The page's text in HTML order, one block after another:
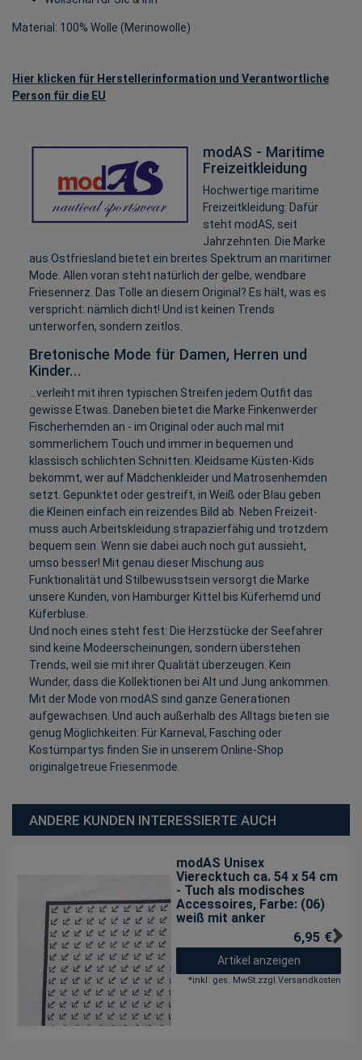
Material: 100% Wolle (Merinowolle)
Hier klicken für Herstellerinformation und Verantwortliche
Person für die EU
modAS - Maritime
Freizeitkleidung
Hochwertige maritime
Freizeitkleidung: Dafür
steht modAS, seit
Jahrzehnten. Die Marke
aus Ostfriesland bietet ein breites Spektrum an maritimer
Mode. Allen voran steht natürlich der gelbe, wendbare
Friesennerz. Das Tolle an diesem Original? Es hält, was es
verspricht: nämlich dicht! Und ist keinen Trends
unterworfen, sondern zeitlos.
Bretonische Mode für Damen, Herren und
Kinder...
...verleiht mit ihren typischen Streifen jedem Outfit das
gewisse Etwas. Daneben bietet die Marke Finkenwerder
Fischerhemden an - im Original oder auch mal mit
sommerlichem Touch und immer in bequemen und
klassisch schlichten Schnitten. Kleidsame Küsten-Kids
bekommt, wer auf Mädchenkleider und Matrosenhemden
setzt. Gepunktet oder gestreift, in Weiß oder Blau geben
die Kleinen einfach ein reizendes Bild ab. Neben Freizeit-
muss auch Arbeitskleidung strapazierfähig und trotzdem
bequem sein. Wenn sie dabei auch noch gut aussieht,
umso besser! Mit genau dieser Mischung aus
Funktionalität und Stilbewusstsein versorgt die Marke
unsere Kunden, von Hamburger Kittel bis Küferhemd und
Küferbluse.
Und noch eines steht fest: Die Herzstücke der Seefahrer
sind keine Modeerscheinungen, sondern überstehen
Trends, weil sie mit ihrer Qualität überzeugen. Kein
Wunder, dass die Kollektionen bei Alt und Jung ankommen.
Mit der Mode von modAS sind ganze Generationen
aufgewachsen. Und auch außerhalb des Alltags bieten sie
genug Möglichkeiten: Für Karneval, Fasching oder
Kostümpartys finden Sie in unserem Online-Shop
originalgetreue Friesenmode.
ANDERE KUNDEN INTERESSIERTE AUCH
modAS Unisex
Vierecktuch ca. 54 x 54 cm
- Tuch als modisches
Accessoires, Farbe: (06)
weiß mit anker
6,95 € *
Artikel anzeigen
*inkl. ges. MwSt.zzgl.Versandkosten